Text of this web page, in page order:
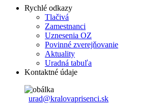
Rychlé odkazy
Tlačivá
Zamestnanci
Uznesenia OZ
Povinné zverejňovanie
Aktuality
Uradná tabuľa
Kontaktné údaje
urad@kralovaprisenci.sk